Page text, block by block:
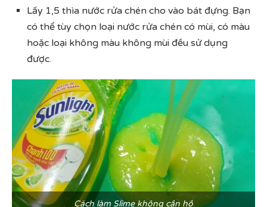
Lấy 1,5 thìa nước rửa chén cho vào bát đựng. Bạn
có thể tùy chọn loại nước rửa chén có mùi, có màu
hoặc loại không màu không mùi đều sử dụng
được.
Cách làm Slime không cần hồ